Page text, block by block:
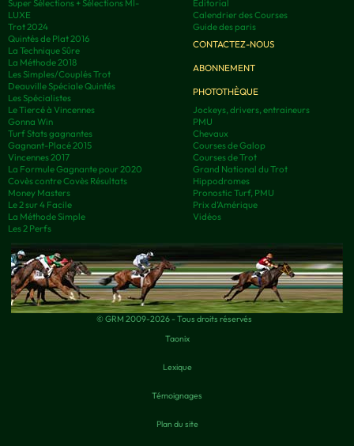
Super Sélections + Sélections MI-
LUXE
Trot 2024
Quintés de Plat 2016
La Technique Sûre
La Méthode 2018
Les Simples/Couplés Trot
Deauville Spéciale Quintés
Les Spécialistes
Le Tiercé à Vincennes
Gonna Win
Turf Stats gagnantes
Gagnant-Placé 2015
Vincennes 2017
La Formule Gagnante pour 2020
Covès contre Covès Résultats
Money Masters
Le 2 sur 4 Facile
La Méthode Simple
Les 2 Perfs
Editorial
Calendrier des Courses
Guide des paris
CONTACTEZ-NOUS
ABONNEMENT
PHOTOTHÈQUE
Jockeys, drivers, entraineurs
PMU
Chevaux
Courses de Galop
Courses de Trot
Grand National du Trot
Hippodromes
Pronostic Turf, PMU
Prix d’Amérique
Vidéos
© GRM 2009-2026 - Tous droits réservés
Taonix
Lexique
Témoignages
Plan du site